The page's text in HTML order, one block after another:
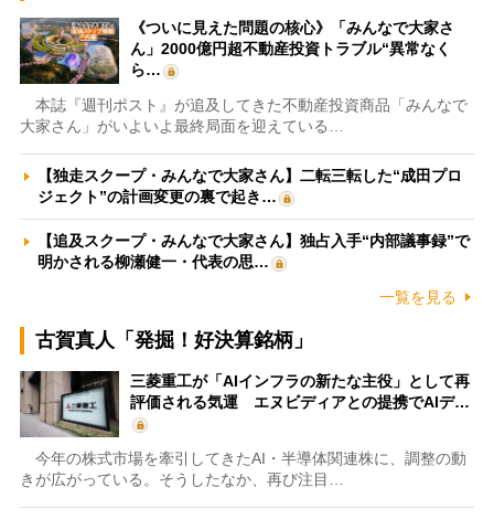
《ついに見えた問題の核心》「みんなで大家さ
ん」2000億円超不動産投資トラブル“異常なく
ら…
本誌『週刊ポスト』が追及してきた不動産投資商品「みんなで
大家さん」がいよいよ最終局面を迎えている…
【独走スクープ・みんなで大家さん】二転三転した“成田プロ
ジェクト”の計画変更の裏で起き…
【追及スクープ・みんなで大家さん】独占入手“内部議事録”で
明かされる柳瀬健一・代表の思…
一覧を見る
古賀真人「発掘！好決算銘柄」
三菱重工が「AIインフラの新たな主役」として再
評価される気運 エヌビディアとの提携でAIデ…
今年の株式市場を牽引してきたAI・半導体関連株に、調整の動
きが広がっている。そうしたなか、再び注目…